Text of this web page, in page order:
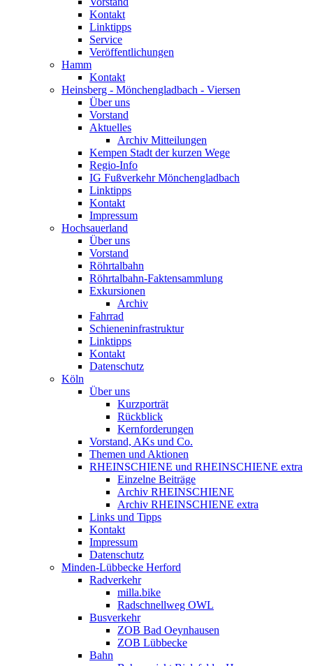
Kontakt
Linktipps
Service
Veröffentlichungen
Hamm
Kontakt
Heinsberg - Mönchengladbach - Viersen
Über uns
Vorstand
Aktuelles
Archiv Mitteilungen
Kempen Stadt der kurzen Wege
Regio-Info
IG Fußverkehr Mönchengladbach
Linktipps
Kontakt
Impressum
Hochsauerland
Über uns
Vorstand
Röhrtalbahn
Röhrtalbahn-Faktensammlung
Exkursionen
Archiv
Fahrrad
Schieneninfrastruktur
Linktipps
Kontakt
Datenschutz
Köln
Über uns
Kurzporträt
Rückblick
Kernforderungen
Vorstand, AKs und Co.
Themen und Aktionen
RHEINSCHIENE und RHEINSCHIENE extra
Einzelne Beiträge
Archiv RHEINSCHIENE
Archiv RHEINSCHIENE extra
Links und Tipps
Kontakt
Impressum
Datenschutz
Minden-Lübbecke Herford
Radverkehr
milla.bike
Radschnellweg OWL
Busverkehr
ZOB Bad Oeynhausen
ZOB Lübbecke
Bahn